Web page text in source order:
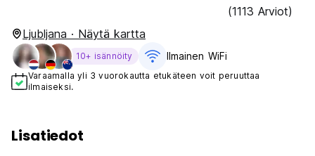
(1113 Arviot)
Ljubljana · Näytä kartta
10+ isännöity Ilmainen WiFi
Varaamalla yli 3 vuorokautta etukäteen voit peruuttaa
ilmaiseksi.
Lisatiedot